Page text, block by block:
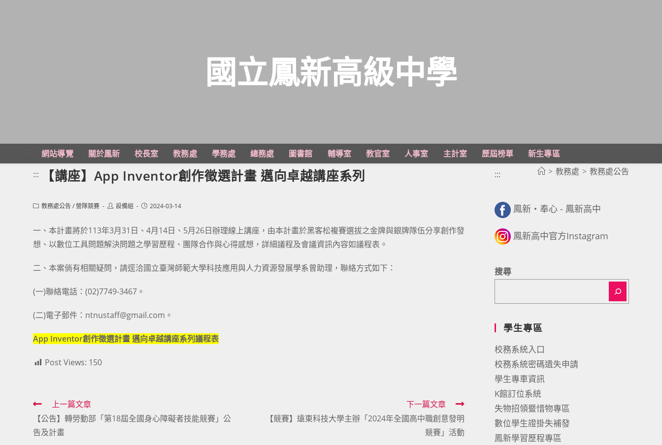
主
國立鳳新高級中學
網站導覽 關於鳳新 校長室 教務處 學務處 總務處 圖書館 輔導室 教官室 人事室 主計室 歷屆榜單
新生專區
> 教務處 > 教務處公告
::: 【講座】App Inventor創作徵選計畫 邁向卓越講座系列
Post教務處公告/營隊競賽
Post設備組
Post2024-03-14
一、本計畫將於113年3月31日、4月14日、5月26日辦理線上講座，由本計畫於黑客松複賽選拔之金牌與銀牌隊伍分享創作發
想、以數位工具問題解決問題之學習歷程、團隊合作與心得感想，詳細議程及會議資訊內容如議程表。
二、本案倘有相關疑問，請逕洽國立臺灣師範大學科技應用與人力資源發展學系曾助理，聯絡方式如下：
(一)聯絡電話：(02)7749-3467。
(二)電子郵件：ntnustaff@gmail.com。
App Inventor創作徵選計畫 邁向卓越講座系列議程表
Post Views: 150
Read
more
articles
上一篇文章
【公告】轉勞動部「第18屆全國身心障礙者技能競賽」公
告及計畫
下一篇文章
【競賽】遠東科技大學主辦「2024年全國高中職創意發明
競賽」活動
:::
鳳新・奉心 - 鳳新高中
鳳新高中官方Instagram
搜尋
學生專區
校務系統入口
校務系統密碼遺失申請
學生專車資訊
K館訂位系統
失物招領暨惜物專區
數位學生證掛失補發
鳳新學習歷程專區